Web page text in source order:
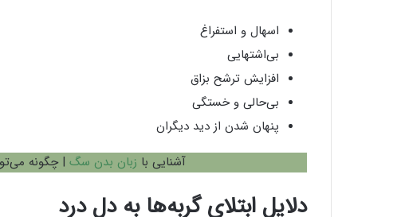
اسهال و استفراغ
بی‌اشتهایی
افزایش ترشح بزاق
بی‌حالی و خستگی
پنهان شدن از دید دیگران
آشنایی با زبان بدن سگ | چگونه
دلایل ابتلای گربه‌ها به دل درد